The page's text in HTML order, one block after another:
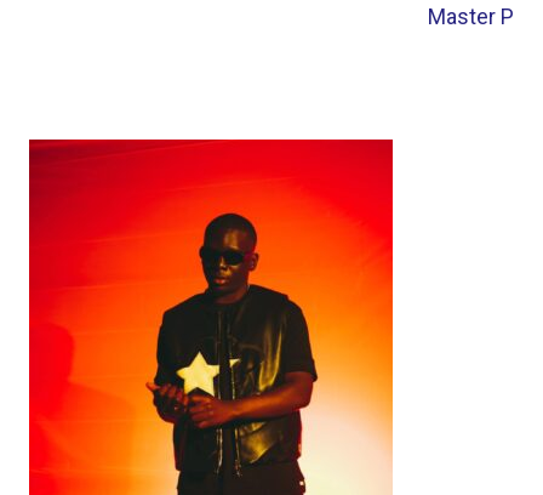
Master P